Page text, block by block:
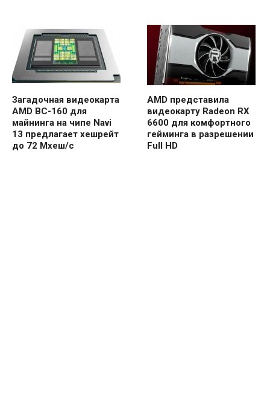
Загадочная видеокарта
AMD BC-160 для
майнинга на чипе Navi
13 предлагает хешрейт
до 72 Мхеш/с
AMD представила
видеокарту Radeon RX
6600 для комфортного
гейминга в разрешении
Full HD